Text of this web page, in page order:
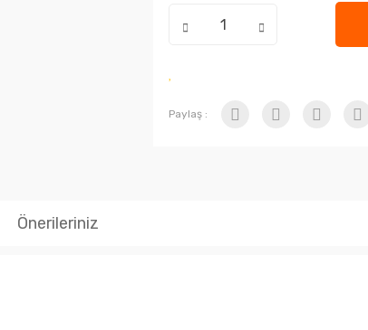
Paylaş :
Önerileriniz